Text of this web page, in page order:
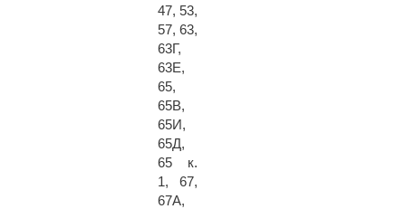
47, 53,
57, 63,
63Г,
63Е,
65,
65В,
65И,
65Д,
65 к.
1, 67,
67А,